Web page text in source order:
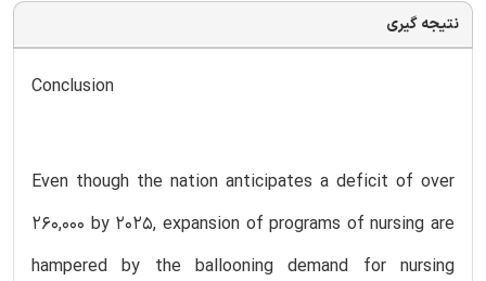
نتیجه گیری
Conclusion
Even though the nation anticipates a deficit of over
260,000 by 2025, expansion of programs of nursing are
hampered by the ballooning demand for nursing